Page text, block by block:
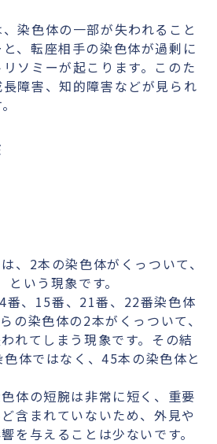
染色体の一部が失われること
、転座相手の染色体が過剰に
ソミーが起こります。このた
障害、知的障害などが見られ
、2本の染色体がくっついて、
いう現象です。
番、15番、21番、22番染色体
の染色体の2本がくっついて、
れてしまう現象です。その結
体ではなく、45本の染色体と
体の短腕は非常に短く、重要
含まれていないため、外見や
を与えることは少ないです。